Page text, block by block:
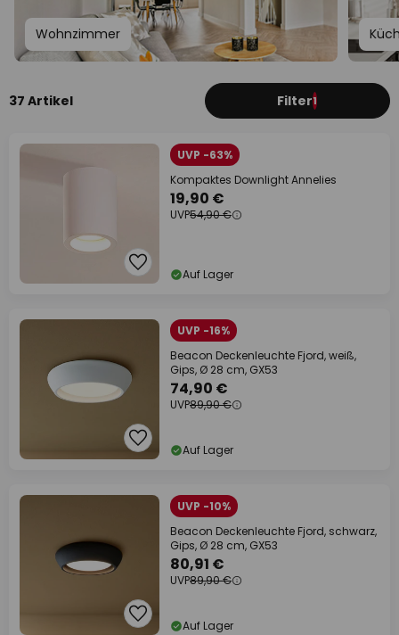
Wohnzimmer
37 Artikel Filter1
UVP -63%
Kompaktes Downlight Annelies
19,90 €
UVP54,90 €
Auf Lager
UVP -16%
Beacon Deckenleuchte Fjord, weiß,
Gips, Ø 28 cm, GX53
74,90 €
UVP89,90 €
Auf Lager
UVP -10%
Beacon Deckenleuchte Fjord, schwarz,
Gips, Ø 28 cm, GX53
80,91 €
UVP89,90 €
Auf Lager